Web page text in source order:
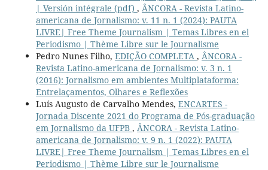
| Versión intégrale (pdf) , ÂNCORA - Revista Latino-
americana de Jornalismo: v. 11 n. 1 (2024): PAUTA
LIVRE| Free Theme Journalism | Temas Libres en el
Periodismo | Thème Libre sur le Journalisme
Pedro Nunes Filho, EDIÇÃO COMPLETA , ÂNCORA -
Revista Latino-americana de Jornalismo: v. 3 n. 1
(2016): Jornalismo em ambientes Multiplataforma:
Entrelaçamentos, Olhares e Reflexões
Luís Augusto de Carvalho Mendes, ENCARTES -
Jornada Discente 2021 do Programa de Pós-graduação
em Jornalismo da UFPB , ÂNCORA - Revista Latino-
americana de Jornalismo: v. 9 n. 1 (2022): PAUTA
LIVRE| Free Theme Journalism | Temas Libres en el
Periodismo | Thème Libre sur le Journalisme